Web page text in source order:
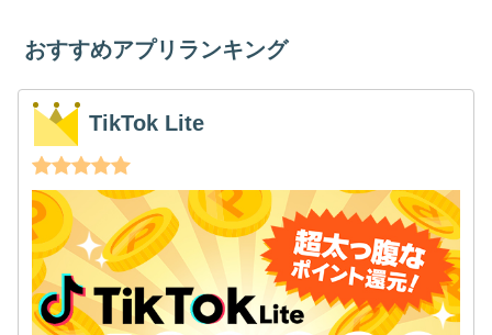
おすすめアプリランキング
TikTok Lite